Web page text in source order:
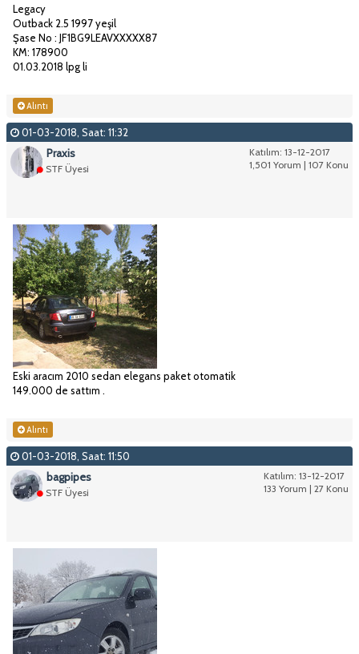
Legacy
Outback 2.5 1997 yeşil
Şase No : JF1BG9LEAVXXXXX87
KM: 178900
01.03.2018 lpg li
Alıntı
01-03-2018, Saat: 11:32
Katılım: 13-12-2017
1,501 Yorum | 107 Konu
Praxis
STF Üyesi
Eski aracım 2010 sedan elegans paket otomatik
149.000 de sattım .
Alıntı
01-03-2018, Saat: 11:50
Katılım: 13-12-2017
133 Yorum | 27 Konu
bagpipes
STF Üyesi